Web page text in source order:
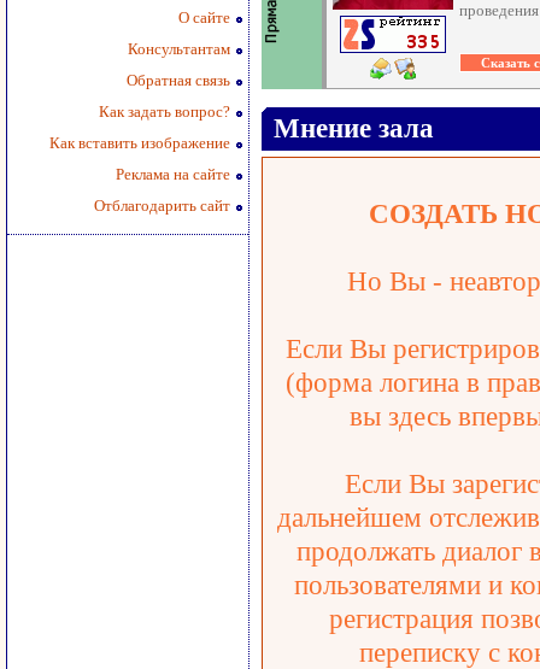
О сайте
Консультантам
Обратная связь
Как задать вопрос?
Как вставить изображение
Реклама на сайте
Отблагодарить сайт
Мнение зала
СОЗДАТЬ
Но Вы -
Если Вы
(форма логина в
вы здесь
Если Вы
дальнейшем
продолжать диалог
пользователями и
регистрация
переписку с